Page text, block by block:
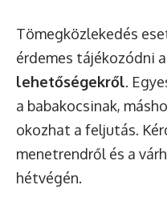
Tömegközlekedés
érdemes tájékozódni a
lehetőségekről.
a babakocsinak,
okozhat a feljutás.
menetrendről és a
hétvégén.